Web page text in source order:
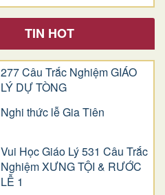
TIN HOT
277 Câu Trắc Nghiệm GIÁO
LÝ DỰ TÒNG
Nghi thức lễ Gia Tiên
Vui Học Giáo Lý 531 Câu Trắc
Nghiệm XƯNG TỘI & RƯỚC
LỄ 1